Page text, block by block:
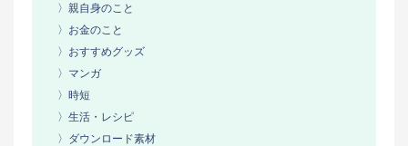
〉親自身のこと
〉お金のこと
〉おすすめグッズ
〉マンガ
〉時短
〉生活・レシピ
〉ダウンロード素材